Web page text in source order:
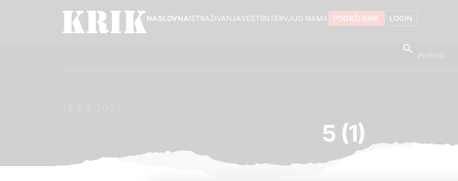
LOGIN
PODRŽI KRIK
O NAMA
INTERVJU
VESTI
ISTRAŽIVANJA
NASLOVNA
18.03.2021.
5 (1)